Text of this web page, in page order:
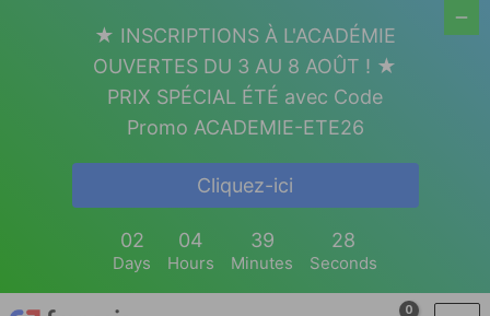
★ INSCRIPTIONS À L'ACADÉMIE
OUVERTES DU 3 AU 8 AOÛT ! ★
PRIX SPÉCIAL ÉTÉ avec Code
Promo ACADEMIE-ETE26
Cliquez-ici
02
Days
04
Hours
39
Minutes
27
Seconds